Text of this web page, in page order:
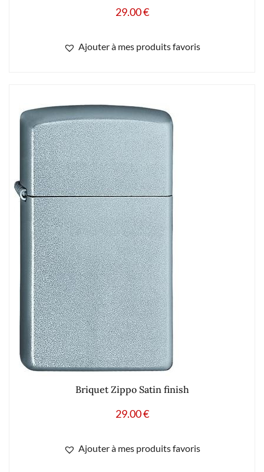
29.00€
Ajouter à mes produits favoris
Briquet Zippo Satin finish
29.00€
Ajouter à mes produits favoris